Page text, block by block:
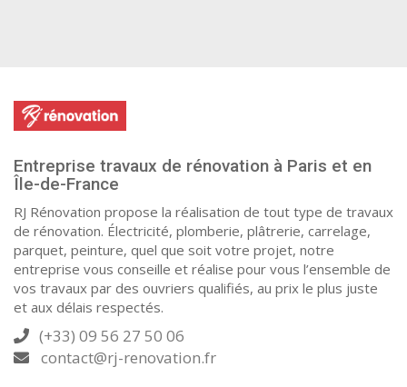
Entreprise travaux de rénovation à Paris et en
Île-de-France
RJ Rénovation propose la réalisation de tout type de travaux
de rénovation. Électricité, plomberie, plâtrerie, carrelage,
parquet, peinture, quel que soit votre projet, notre
entreprise vous conseille et réalise pour vous l’ensemble de
vos travaux par des ouvriers qualifiés, au prix le plus juste
et aux délais respectés.
(+33) 09 56 27 50 06
contact@rj-renovation.fr